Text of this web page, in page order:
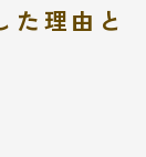
理由と